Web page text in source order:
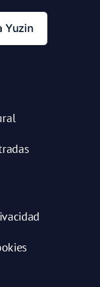
Yuzin